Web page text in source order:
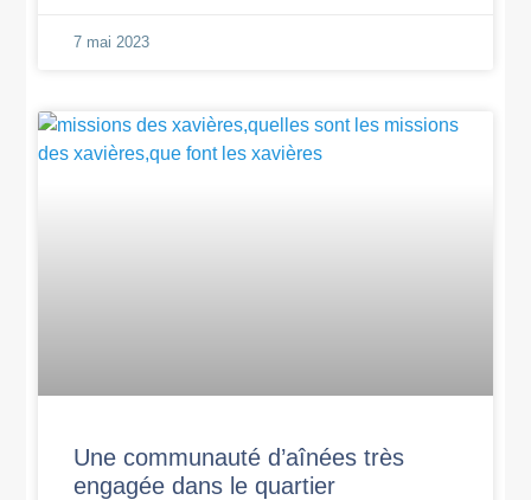
7 mai 2023
Une communauté d’aînées très
engagée dans le quartier